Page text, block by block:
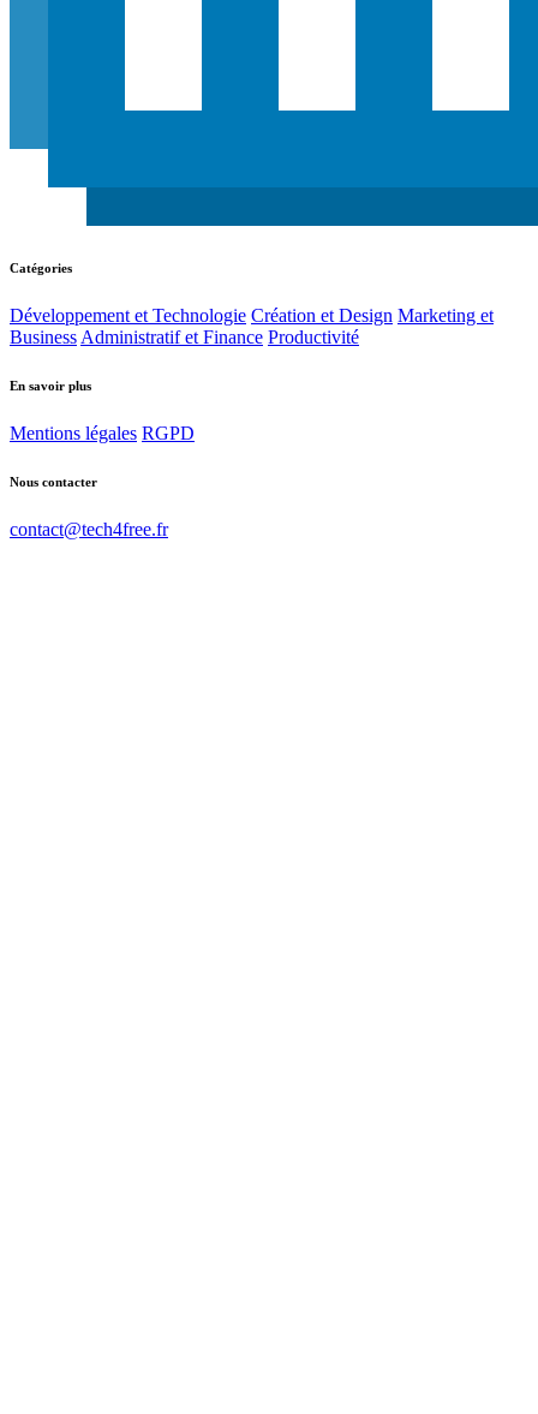
Catégories
Développement et Technologie Création et Design Marketing et
Business Administratif et Finance Productivité
En savoir plus
Mentions légales RGPD
Nous contacter
contact@tech4free.fr